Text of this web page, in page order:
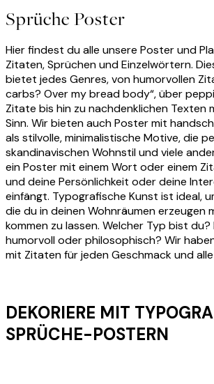
Sprüche Poster
Hier findest du alle unsere Poster und
Zitaten, Sprüchen und Einzelwörtern.
bietet jedes Genres, von humorvollen
carbs? Over my bread body“, über
Zitate bis hin zu nachdenklichen Texten
Sinn. Wir bieten auch Poster mit
als stilvolle, minimalistische Motive, die
skandinavischen Wohnstil und viele
ein Poster mit einem Wort oder einem
und deine Persönlichkeit oder deine
einfängt. Typografische Kunst ist ideal,
die du in deinen Wohnräumen erzeugen
kommen zu lassen. Welcher Typ bist du?
humorvoll oder philosophisch? Wir
mit Zitaten für jeden Geschmack und
DEKORIERE MIT
SPRÜCHE-POSTERN